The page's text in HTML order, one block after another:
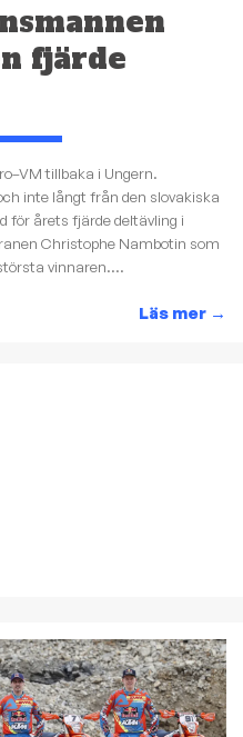
fjärde
tillbaka i Ungern.
inte långt från den slovakiska
för årets fjärde deltävling i
Christophe Nambotin som
vinnaren....
Läs mer →